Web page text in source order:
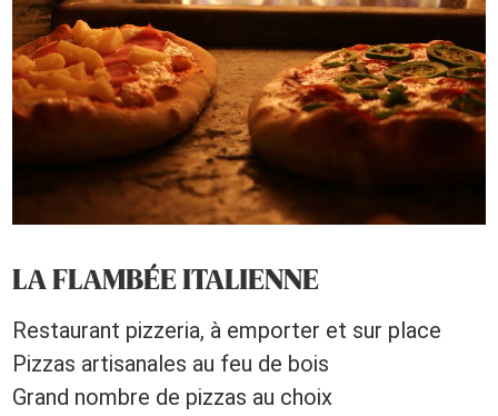
LA FLAMBÉE ITALIENNE
Restaurant pizzeria, à emporter et sur place
Pizzas artisanales au feu de bois
Grand nombre de pizzas au choix